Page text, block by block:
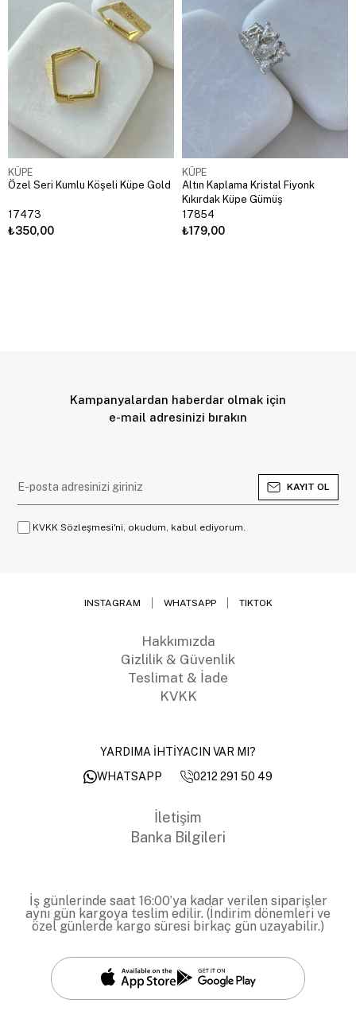
KÜPE
Özel Seri Kumlu Köşeli Küpe Gold
17473
₺350,00
KÜPE
Altın Kaplama Kristal Fiyonk
Kıkırdak Küpe Gümüş
17854
₺179,00
Kampanyalardan haberdar olmak için
e-mail adresinizi bırakın
KAYIT OL
KVKK Sözleşmesi'ni, okudum, kabul ediyorum.
INSTAGRAM WHATSAPP TIKTOK
Hakkımızda
Gizlilik & Güvenlik
Teslimat & İade
KVKK
YARDIMA İHTİYACIN VAR MI?
WHATSAPP
0212 291 50 49
İletişim
Banka Bilgileri
İş günlerinde saat 16:00’ya kadar verilen siparişler
aynı gün kargoya teslim edilir. (İndirim dönemleri ve
özel günlerde kargo süresi birkaç gün uzayabilir.)